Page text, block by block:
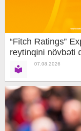
“Fitch Ratings”
reytinqini növbəti
07.08.2026